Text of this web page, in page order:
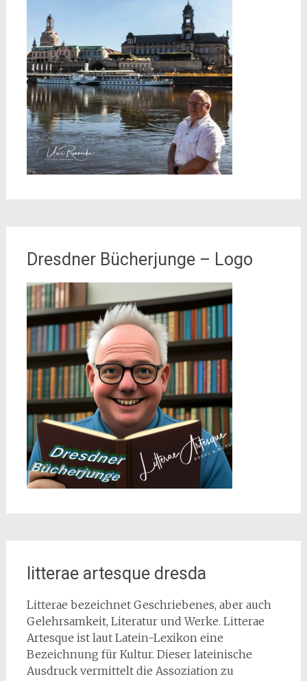
Dresdner Bücherjunge – Logo
litterae artesque dresda
Litterae bezeichnet Geschriebenes, aber auch
Gelehrsamkeit, Literatur und Werke. Litterae
Artesque ist laut Latein-Lexikon eine
Bezeichnung für Kultur. Dieser lateinische
Ausdruck vermittelt die Assoziation zu